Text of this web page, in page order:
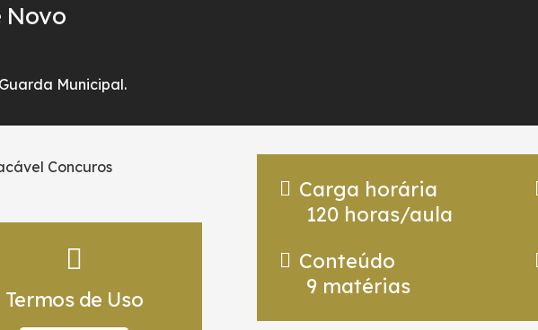
Novo
Municipal.
Termos de Uso
Carga horária
120 horas/aula
Conteúdo
9 matérias